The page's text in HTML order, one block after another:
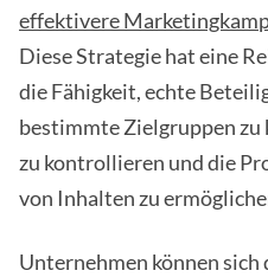
effektivere
Diese Strategie hat eine
die Fähigkeit, echte
bestimmte Zielgruppen
zu kontrollieren und die
von Inhalten zu
Unternehmen können